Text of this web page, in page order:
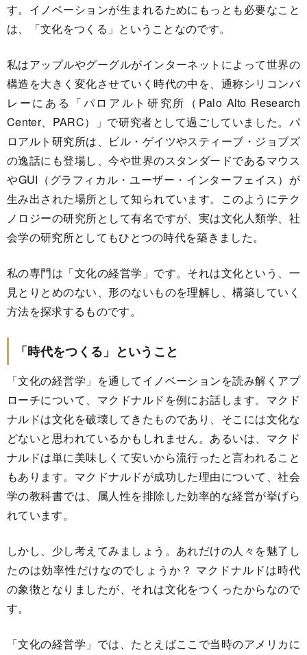
す。イノベーションが生まれるためにもっとも必要なこと
は、「文化をつくる」ということなのです。
私はアップルやグーグルがインターネットによって世界の
構造を大きく変化させていく時代の中を、通称シリコンバ
レーにある「パロアルト研究所（Palo Alto Research
Center、PARC）」で研究者として過ごしていました。パ
ロアルト研究所は、ビル・ゲイツやスティーブ・ジョブズ
の逸話にも登場し、今や世界のスタンダードであるマウス
やGUI（グラフィカル・ユーザー・インターフェイス）が
生み出された場所として知られています。このようにテク
ノロジーの研究所として有名ですが、実は文化人類学、社
会学の研究所としてもひとつの時代を築きました。
私の専門は「文化の経営学」です。それは文化という、一
見とりとめのない、形のないものを理解し、構築していく
方法を探求するものです。
「時代をつくる」ということ
「文化の経営学」を通してイノベーションを読み解くアプ
ローチについて、マクドナルドを例にお話します。マクド
ナルドは文化を破壊してきたものであり、そこには文化な
どないと思われているかもしれません。あるいは、マクド
ナルドは単に美味しくて安いから流行ったと言われること
もあります。マクドナルドが成功した理由について、社会
学の教科書では、属人性を排除した効率的な経営が挙げら
れています。
しかし、少し考えてみましょう。あれだけの人々を魅了し
たのは効率性だけなのでしょうか？ マクドナルドは時代
の象徴となりましたが、それは文化をつくったからなので
す。
「文化の経営学」では、たとえばここで当時のアメリカに